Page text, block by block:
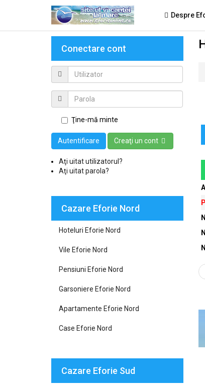
Despre
Conectare cont
Ţine-mă minte
Autentificare Creaţi un cont
Aţi uitat utilizatorul?
Aţi uitat parola?
Cazare Eforie Nord
Hoteluri Eforie Nord
Vile Eforie Nord
Pensiuni Eforie Nord
Garsoniere Eforie Nord
Apartamente Eforie Nord
Case Eforie Nord
Cazare Eforie Sud